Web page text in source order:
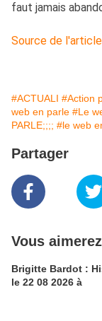
faut jamais
Source de l'article
#ACTUALI #Action
web en parle #Le
PARLE;;;; #le web
Partager
Vous
Brigitte Bardot :
le 22 08 2026 à